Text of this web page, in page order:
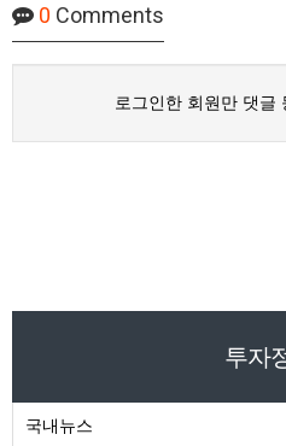
0 Comments
로그인한 회원만 댓글
투자
국내뉴스